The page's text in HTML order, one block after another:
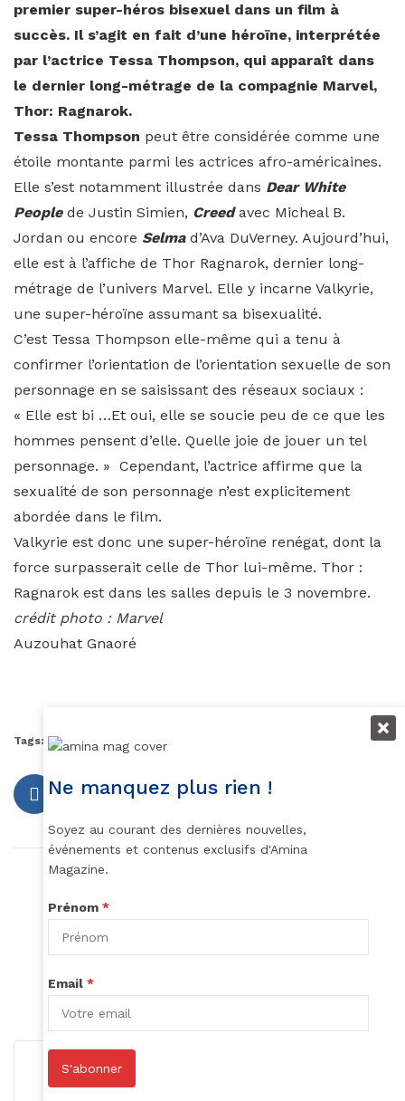
premier super-héros bisexuel dans un film à
succès. Il s’agit en fait d’une héroïne, interprétée
par l’actrice Tessa Thompson, qui apparaît dans
le dernier long-métrage de la compagnie Marvel,
Thor: Ragnarok.
Tessa Thompson peut être considérée comme une
étoile montante parmi les actrices afro-américaines.
Elle s’est notamment illustrée dans Dear White
Peoplede Justin Simien, Creedavec Micheal B.
Jordan ou encore Selmad’Ava DuVerney. Aujourd’hui,
elle est à l’affiche de Thor Ragnarok, dernier long-
métrage de l’univers Marvel. Elle y incarne Valkyrie,
une super-héroïne assumant sa bisexualité.
C’est Tessa Thompson elle-même qui a tenu à
confirmer l’orientation de l’orientation sexuelle de son
personnage en se saisissant des réseaux sociaux :
« Elle est bi …Et oui, elle se soucie peu de ce que les
hommes pensent d’elle. Quelle joie de jouer un tel
personnage. » Cependant, l’actrice affirme que la
sexualité de son personnage n’est explicitement
abordée dans le film.
Valkyrie est donc une super-héroïne renégat, dont la
force surpasserait celle de Thor lui-même. Thor :
Ragnarok est dans les salles depuis le 3 novembre.
crédit photo : Marvel
Auzouhat Gnaoré
Tags: tessa thompson
grossesse et l’allaitement
Article suivant
fondatrice de SO'CUP
Ne manquez plus rien !
Soyez au courant des dernières nouvelles,
événements et contenus exclusifs d'Amina
Magazine.
Prénom *
Email *
S'abonner